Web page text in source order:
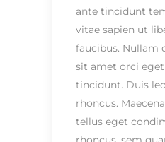
ante tincidunt
vitae sapien ut
faucibus. Nullam
sit amet orci
tincidunt. Duis
rhoncus.
tellus eget